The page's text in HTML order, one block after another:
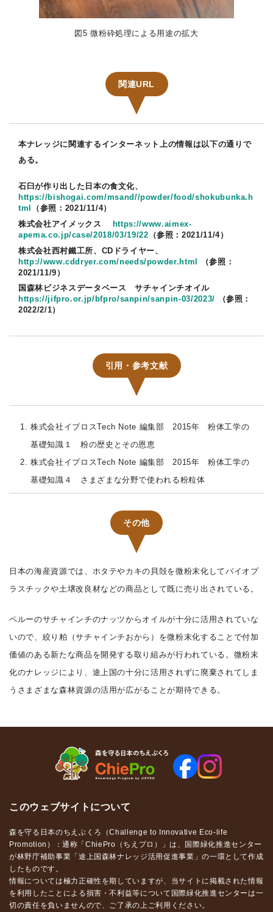
図5 微粉砕処理による用途の拡大
関連URL
本ナレッジに関連するインターネット上の情報は以下の通りで
ある。
石臼が作り出した日本の食文化、
https://bishogai.com/msand//powder/food/shokubunka.h
tml
（参照：2021/11/4）
株式会社アイメックス
https://www.aimex-
apema.co.jp/case/2018/03/19/22 （参照：2021/11/4）
株式会社西村鐵工所、CDドライヤー、
http://www.cddryer.com/needs/powder.html
（参照：
2021/11/9）
国森林ビジネスデータベース サチャインチオイル
https://jifpro.or.jp/bfpro/sanpin/sanpin-03/2023/ （参照：
2022/2/1）
引用・参考文献
株式会社イプロスTech Note 編集部 2015年 粉体工学の
基礎知識１ 粉の歴史とその恩恵
株式会社イプロスTech Note 編集部 2015年 粉体工学の
基礎知識４ さまざまな分野で使われる粉粒体
その他
日本の海産資源では、ホタテやカキの貝殻を微粉末化してバイオプ
ラスチックや土壌改良材などの商品として既に売り出されている。
ペルーのサチャインチのナッツからオイルが十分に活用されていな
いので、絞り粕（サチャインチおから）を微粉末化することで付加
価値のある新たな商品を開発する取り組みが行われている。微粉末
化のナレッジにより、途上国の十分に活用されずに廃棄されてしま
うさまざまな森林資源の活用が広がることが期待できる。
このウェブサイトについて
森を守る日本のちえぶくろ（Challenge to Innovative Eco-life
Promotion）：通称「ChiePro（ちえプロ）」は、国際緑化推進センター
が林野庁補助事業「途上国森林ナレッジ活用促進事業」の一環として作成
したものです。
情報については極力正確性を期していますが、当サイトに掲載された情報
を利用したことによる損害・不利益等について国際緑化推進センターは一
切の責任を負いませんので、ご了承の上ご利用ください。